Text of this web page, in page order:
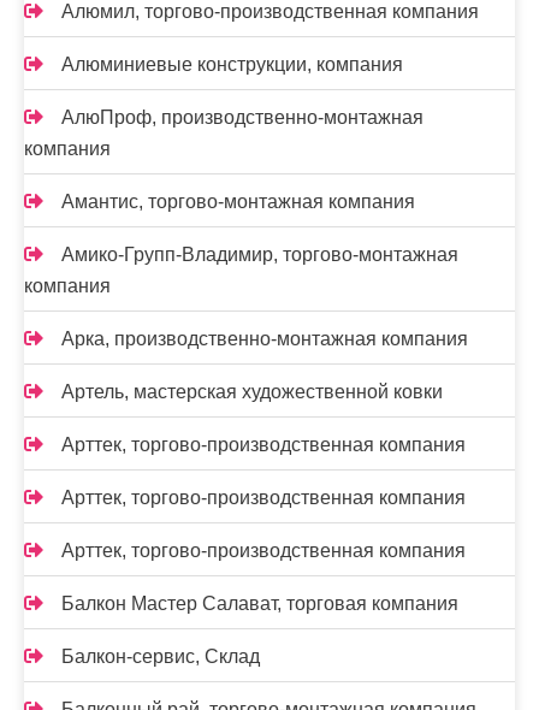
Алюмил, торгово-производственная компания
Алюминиевые конструкции, компания
АлюПроф, производственно-монтажная
компания
Амантис, торгово-монтажная компания
Амико-Групп-Владимир, торгово-монтажная
компания
Арка, производственно-монтажная компания
Артель, мастерская художественной ковки
Арттек, торгово-производственная компания
Арттек, торгово-производственная компания
Арттек, торгово-производственная компания
Балкон Мастер Салават, торговая компания
Балкон-сервис, Склад